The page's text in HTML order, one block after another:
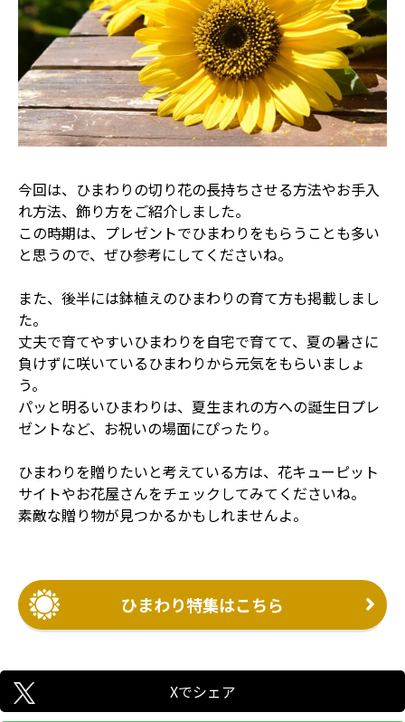
今回は、ひまわりの切り花の長持ちさせる方法やお手入
れ方法、飾り方をご紹介しました。
この時期は、プレゼントでひまわりをもらうことも多い
と思うので、ぜひ参考にしてくださいね。
また、後半には鉢植えのひまわりの育て方も掲載しまし
た。
丈夫で育てやすいひまわりを自宅で育てて、夏の暑さに
負けずに咲いているひまわりから元気をもらいましょ
う。
パッと明るいひまわりは、夏生まれの方への誕生日プレ
ゼントなど、お祝いの場面にぴったり。
ひまわりを贈りたいと考えている方は、花キューピット
サイトやお花屋さんをチェックしてみてくださいね。
素敵な贈り物が見つかるかもしれませんよ。
ひまわり特集はこちら
Xでシェア